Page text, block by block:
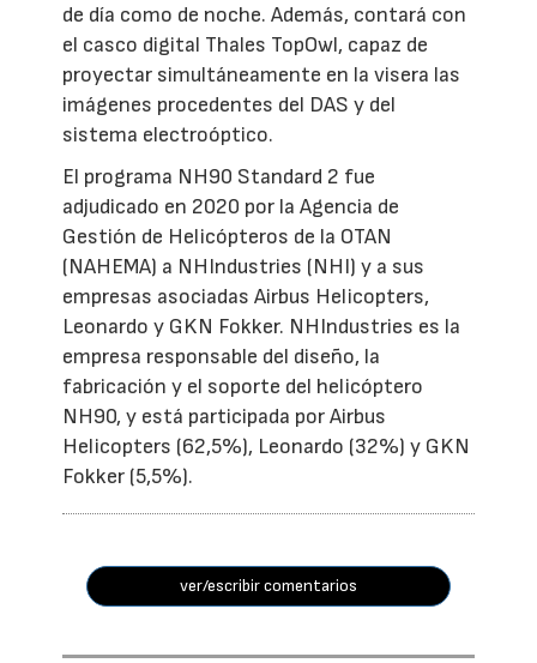
de día como de noche. Además, contará con
el casco digital Thales TopOwl, capaz de
proyectar simultáneamente en la visera las
imágenes procedentes del DAS y del
sistema electroóptico.
El programa NH90 Standard 2 fue
adjudicado en 2020 por la Agencia de
Gestión de Helicópteros de la OTAN
(NAHEMA) a NHIndustries (NHI) y a sus
empresas asociadas Airbus Helicopters,
Leonardo y GKN Fokker. NHIndustries es la
empresa responsable del diseño, la
fabricación y el soporte del helicóptero
NH90, y está participada por Airbus
Helicopters (62,5%), Leonardo (32%) y GKN
Fokker (5,5%).
ver/escribir comentarios